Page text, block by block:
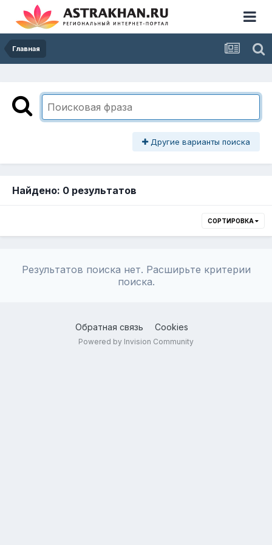
Главная
Другие варианты поиска
Найдено: 0 результатов
СОРТИРОВКА
Результатов поиска нет. Расширьте критерии
поиска.
Обратная связь Cookies
Powered by Invision Community